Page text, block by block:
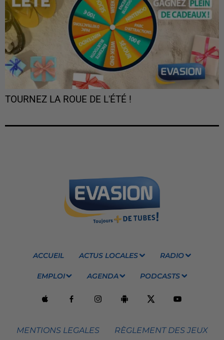
TOURNEZ LA ROUE DE L'ÉTÉ !
ACCUEIL ACTUS LOCALES RADIO
EMPLOI AGENDA PODCASTS
MENTIONS LEGALES RÈGLEMENT DES JEUX